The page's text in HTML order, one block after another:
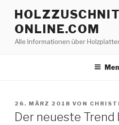
Inhalt
springenONLINE.COM
Alle Informationen über
VERÖFFENTLICHT
AM
26. MÄRZ 2018 VON
Der neueste Trend